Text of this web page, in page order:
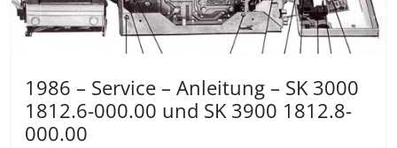
1986 – Service – Anleitung – SK 3000
1812.6-000.00 und SK 3900 1812.8-
000.00